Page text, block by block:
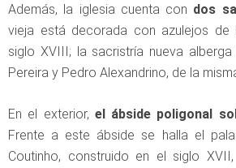
Además, la iglesia cuenta con dos
vieja está decorada con azulejos de
siglo XVIII; la sacristría nueva
Pereira y Pedro Alexandrino, de la
En el exterior, el ábside poligonal
Frente a este ábside se halla el
Coutinho, construido en el siglo